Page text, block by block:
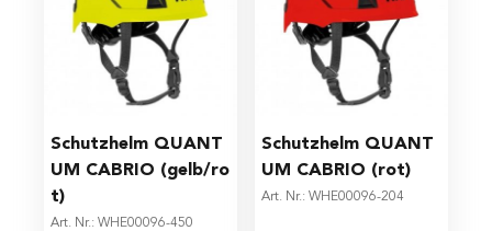
Schutzhelm QUANT
UM CABRIO (gelb/ro
t)
Art. Nr.: WHE00096-450
Schutzhelm QUANT
UM CABRIO (rot)
Art. Nr.: WHE00096-204